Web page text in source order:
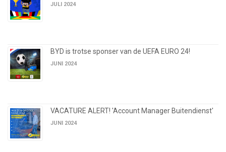
JULI 2024
BYD is trotse sponser van de UEFA EURO 24!
JUNI 2024
VACATURE ALERT! 'Account Manager Buitendienst'
JUNI 2024